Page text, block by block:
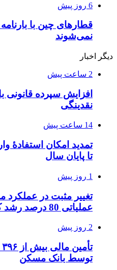
6 روز پیش
قطارهای چین با
نمی‌شوند
دیگر اخبار
2 ساعت پیش
افزایش سپرده قانونی
نقدینگی
14 ساعت پیش
تمدید امکان استفادۀ
تا پایان سال
1 روز پیش
تغییر مثبت در عملکرد
عملیاتی 80 درصد رشد کرد
2 روز پیش
توسط بانک مسکن